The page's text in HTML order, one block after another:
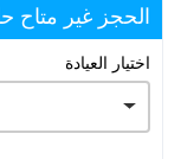
الحجز غير متاح
اختيار العيادة